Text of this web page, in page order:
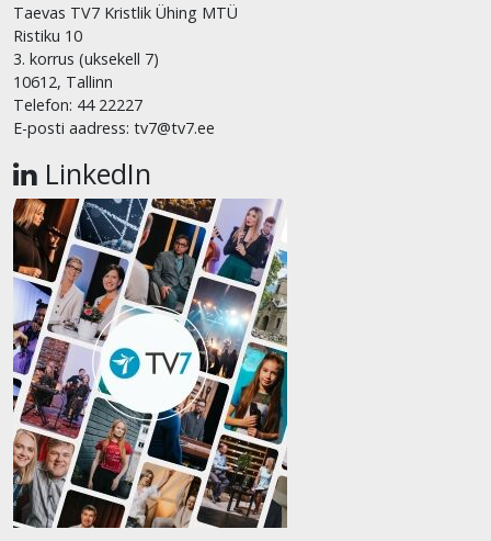
Taevas TV7 Kristlik Ühing MTÜ
Ristiku 10
3. korrus (uksekell 7)
10612, Tallinn
Telefon: 44 22227
E-posti aadress: tv7@tv7.ee
LinkedIn